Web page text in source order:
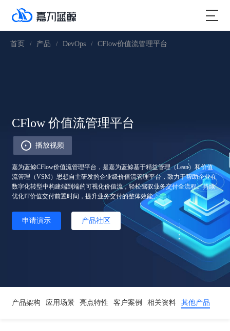
首页 / 产品 / DevOps / CFlow价值流管理平台
CFlow 价值流管理平台
播放视频
嘉为蓝鲸CFlow价值流管理平台，是嘉为蓝鲸基于精益管理（Lean）和价值
流管理（VSM）思想自主研发的企业级价值流管理平台，致力于帮助企业在
数字化转型中构建端到端的可视化价值流，轻松驾驭业务交付全流程。持续
优化IT价值交付前置时间，提升业务交付的整体效能。
申请演示 产品社区
产品架构 应用场景 亮点特性 客户案例 相关资料 其他产品